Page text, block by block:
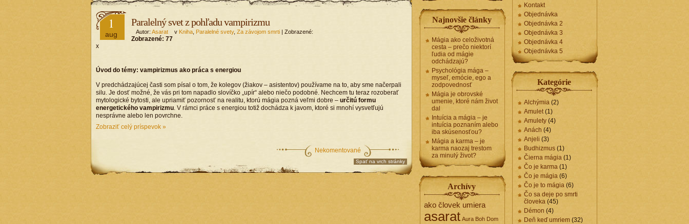
1
aug
Paralelný svet z pohľadu vampirizmu
Autor: Asarat v Kniha Paralelné svety, Za závojom smrti | Zobrazené:
Zobrazené: 77
x
Úvod do témy: vampirizmus ako práca s energiou
V predchádzajúcej časti som písal o tom, že kolegov (žiakov – asistentov) používame na to, aby sme načerpali
silu. Je dosť možné, že vás pri tom napadlo slovíčko „upír“ alebo niečo podobné. Nechcem tu teraz rozoberať
mytologické bytosti, ale upriamiť pozornosť na realitu, ktorú mágia pozná veľmi dobre – určitú formu
energetického vampirizmu. V rámci práce s energiou totiž dochádza k javom, ktoré si mnohí vysvetľujú
nesprávne alebo len povrchne.
Zobraziť celý príspevok »
Nekomentované
Spať na vrch stránky
Najnovšie články
Mágia ako celoživotná
cesta – prečo niektorí
ľudia od mágie
odchádzajú?
Psychológia mága –
myseľ, emócie, ego a
zodpovednosť
Mágia je obrovské
umenie, ktoré nám život
dal
Intuícia a mágia – je
intuícia poznaním alebo
iba skúsenosťou?
Mágia a karma – je
karma naozaj trestom
za minulý život?
Archívy
ako človek umiera
asarat Aura Boh Dom
Kontakt
Objednávka
Objednávka 2
Objednávka 3
Objednávka 4
Objednávka 5
Kategórie
Alchýmia (2)
Amulet(1)
Amulety (4)
Anách (4)
Anjeli (3)
Budhizmus (1)
Čierna mágia (1)
Čo je karma (1)
Čo je mágia (6)
Čo je to mágia (6)
Čo sa deje po smrti
človeka (45)
Démon (4)
Deň keď umriem (32)